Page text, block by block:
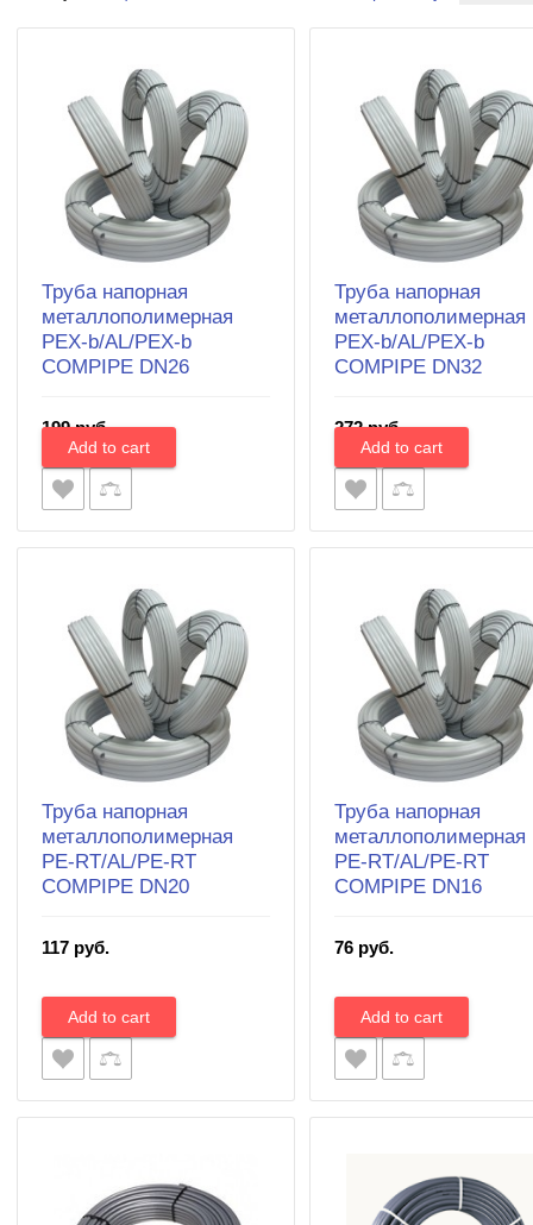
Труба напорная
металлополимерная
PEX-b/AL/PEX-b
COMPIPE DN26
199 руб.
Труба напорная
металлополимерная
PEX-b/AL/PEX-b
COMPIPE DN32
272 руб.
Труба напорная
металлополимерная
PE-RT/AL/PE-RT
COMPIPE DN20
117 руб.
Труба напорная
металлополимерная
PE-RT/AL/PE-RT
COMPIPE DN16
76 руб.